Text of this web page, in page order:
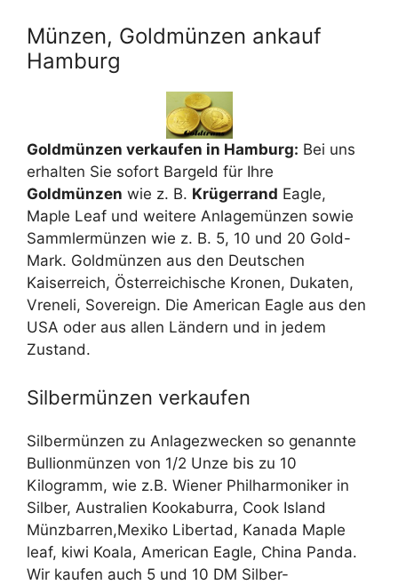
Münzen, Goldmünzen ankauf
Hamburg
Goldmünzen verkaufen in Hamburg: Bei uns
erhalten Sie sofort Bargeld für Ihre
Goldmünzen wie z. B. Krügerrand Eagle,
Maple Leaf und weitere Anlagemünzen sowie
Sammlermünzen wie z. B. 5, 10 und 20 Gold-
Mark. Goldmünzen aus den Deutschen
Kaiserreich, Österreichische Kronen, Dukaten,
Vreneli, Sovereign. Die American Eagle aus den
USA oder aus allen Ländern und in jedem
Zustand.
Silbermünzen verkaufen
Silbermünzen zu Anlagezwecken so genannte
Bullionmünzen von 1/2 Unze bis zu 10
Kilogramm, wie z.B. Wiener Philharmoniker in
Silber, Australien Kookaburra, Cook Island
Münzbarren,Mexiko Libertad, Kanada Maple
leaf, kiwi Koala, American Eagle, China Panda.
Wir kaufen auch 5 und 10 DM Silber-